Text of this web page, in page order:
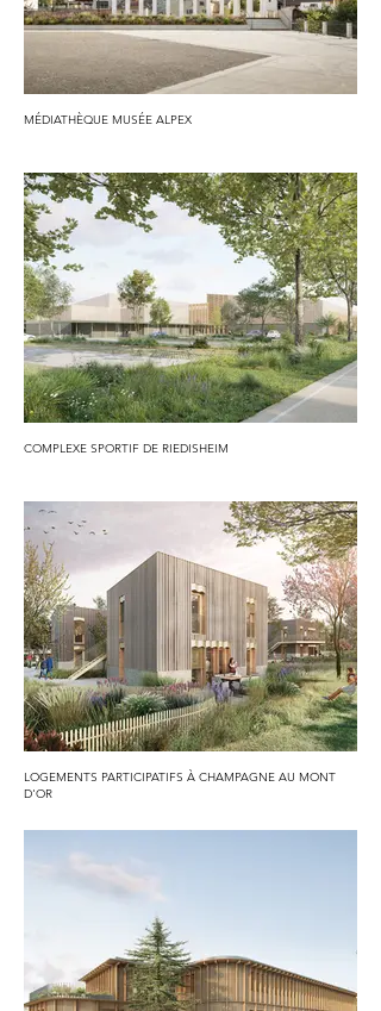
MÉDIATHÈQUE MUSÉE ALPEX
COMPLEXE SPORTIF DE RIEDISHEIM
LOGEMENTS PARTICIPATIFS À CHAMPAGNE AU MONT
D'OR